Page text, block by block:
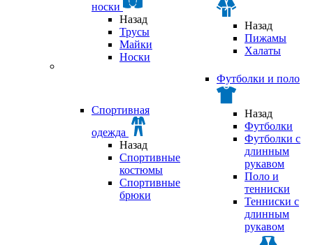
носки
Назад
Трусы
Майки
Носки
Назад
Пижамы
Халаты
Спортивная
одежда
Назад
Спортивные
костюмы
Спортивные
брюки
Футболки и поло
Назад
Футболки
Футболки с
длинным
рукавом
Поло и
тенниски
Тенниски с
длинным
рукавом